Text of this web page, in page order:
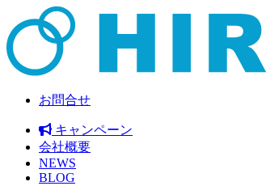
お問合せ
キャンペーン
会社概要
NEWS
BLOG